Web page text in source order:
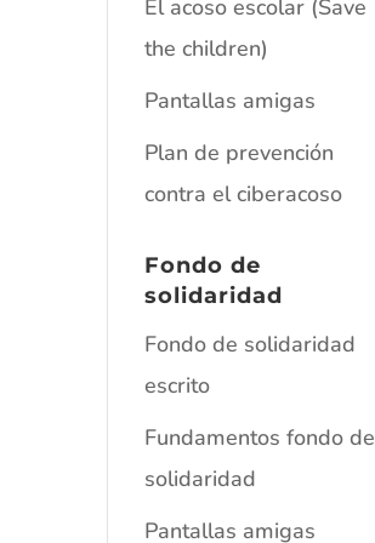
El acoso escolar (Save
the children)
Pantallas amigas
Plan de prevención
contra el ciberacoso
Fondo de
solidaridad
Fondo de solidaridad
escrito
Fundamentos fondo de
solidaridad
Pantallas amigas